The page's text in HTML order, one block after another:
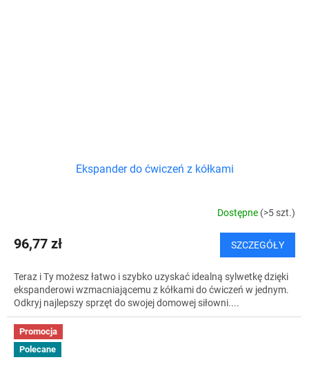
Ekspander do ćwiczeń z kółkami
Dostępne (>5 szt.)
96,77 zł SZCZEGÓŁY
Teraz i Ty możesz łatwo i szybko uzyskać idealną sylwetkę dzięki
ekspanderowi wzmacniającemu z kółkami do ćwiczeń w jednym.
Odkryj najlepszy sprzęt do swojej domowej siłowni....
Promocja
Polecane